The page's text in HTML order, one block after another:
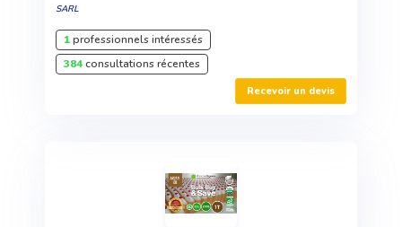
SARL
1professionnels intéressés
384consultations récentes
Recevoir un devis